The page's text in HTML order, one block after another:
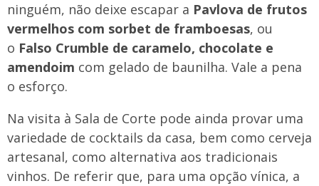
ninguém, não deixe escapar a Pavlova de frutos
vermelhos com sorbet de framboesas, ou
o Falso Crumble de caramelo, chocolate e
amendoim com gelado de baunilha. Vale a pena
o esforço.
Na visita à Sala de Corte pode ainda provar uma
variedade de cocktails da casa, bem como cerveja
artesanal, como alternativa aos tradicionais
vinhos. De referir que, para uma opção vínica, a